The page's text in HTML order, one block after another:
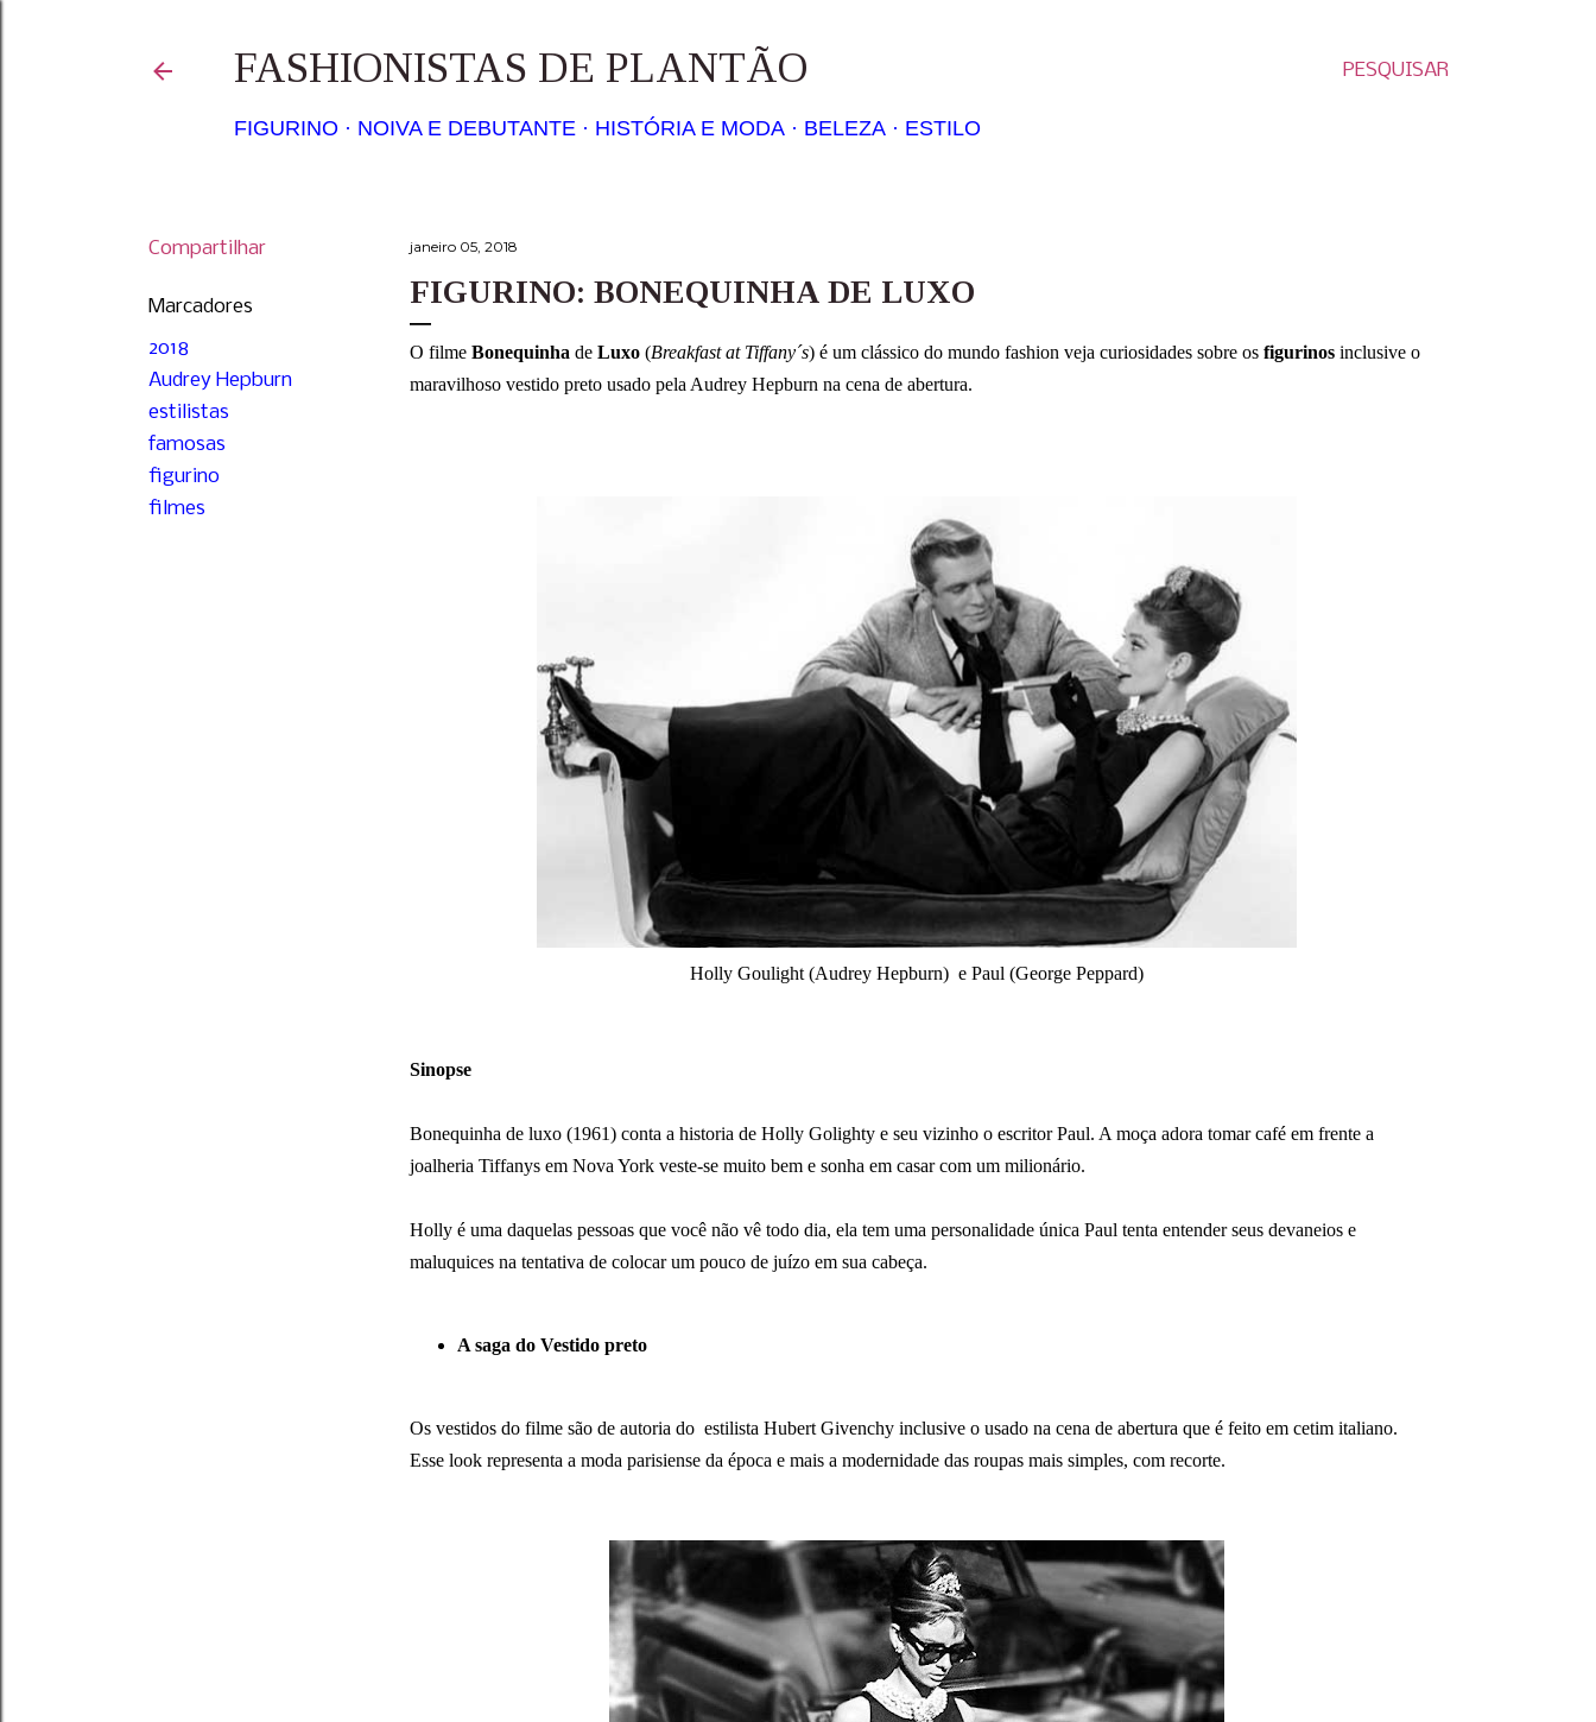
PESQUISAR
FASHIONISTAS DE PLANTÃO
FIGURINO NOIVA E DEBUTANTE HISTÓRIA E MODA BELEZA ESTILO
Compartilhar
Marcadores
2018
Audrey Hepburn
estilistas
famosas
figurino
filmes
janeiro 05, 2018
FIGURINO: BONEQUINHA DE LUXO
O filmeBonequinha de Luxo(Breakfast at Tiffany´s) é um clássico do mundo fashion veja curiosidades sobre osfigurinosinclusive o
maravilhoso vestido preto usado pela Audrey Hepburn na cena de abertura.
Holly Goulight (Audrey Hepburn) e Paul (George Peppard)
Sinopse
Bonequinha de luxo (1961) conta a historia de Holly Golighty e seu vizinho o escritor Paul. A moça adora tomar café em frente a
joalheria Tiffanys em Nova York veste-se muito bem e sonha em casar com um milionário.
Holly é uma daquelas pessoas que você não vê todo dia, ela tem uma personalidade única Paul tenta entender seus devaneios e
maluquices na tentativa de colocar um pouco de juízo em sua cabeça.
A saga do Vestido preto
Os vestidos do filme são de autoria do estilista Hubert Givenchy inclusive o usado na cena de abertura que é feito em cetim italiano.
Esse look representa a moda parisiense da época e mais a modernidade das roupas mais simples, com recorte.